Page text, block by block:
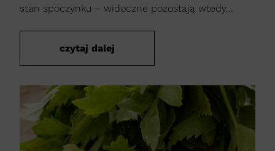
stan spoczynku – widoczne pozostają wtedy...
czytaj dalej